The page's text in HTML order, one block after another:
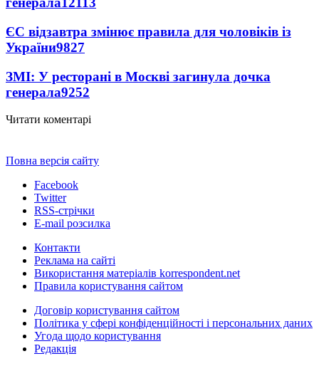
ЄС відзавтра змінює правила для чоловіків із
України9827
ЗМІ: У ресторані в Москві загинула дочка
генерала9252
Читати коментарі
Повна версія сайту
Facebook
Twitter
RSS-стрічки
E-mail розсилка
Контакти
Реклама на сайті
Використання матеріалів korrespondent.net
Правила користування сайтом
Договір користування сайтом
Політика у сфері конфіденційності і персональних даних
Угода щодо користування
Редакція